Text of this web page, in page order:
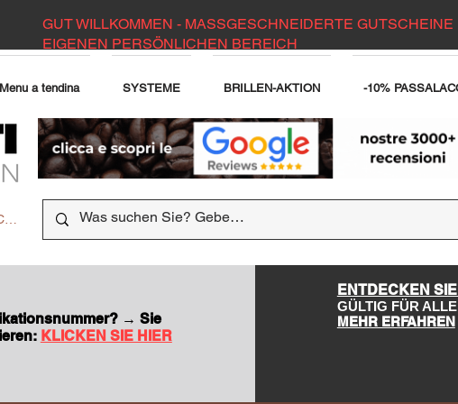
GUT WILLKOMMEN - MASSGESCHNEIDERTE GUTSCHEINE
EIGENEN PERSÖNLICHEN BEREICH
Menu a tendina SYSTEME BRILLEN-AKTION -10%
AUF DER WEBSITE
→ Sie
KLICKEN SIE HIER
ENTDECKEN
GÜLTIG FÜR
MEHR ERFAHREN